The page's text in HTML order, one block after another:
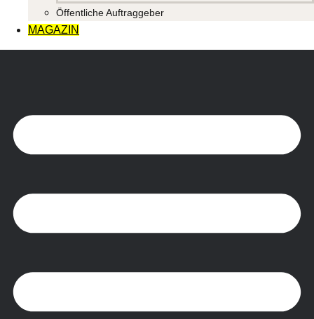
Öffentliche Auftraggeber
MAGAZIN